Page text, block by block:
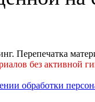
Перепечатка
без активной
обработки